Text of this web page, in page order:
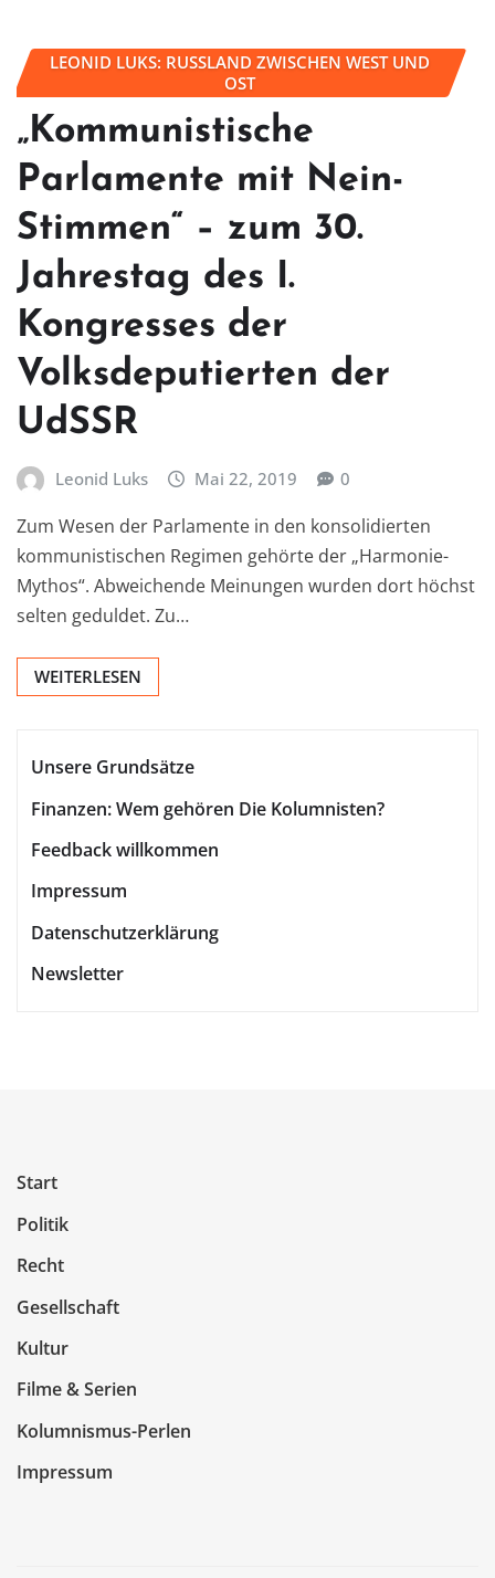
LEONID LUKS: RUSSLAND ZWISCHEN WEST UND
OST
„Kommunistische
Parlamente mit Nein-
Stimmen“ – zum 30.
Jahrestag des I.
Kongresses der
Volksdeputierten der
UdSSR
Leonid Luks Mai 22, 2019 0
Zum Wesen der Parlamente in den konsolidierten
kommunistischen Regimen gehörte der „Harmonie-
Mythos“. Abweichende Meinungen wurden dort höchst
selten geduldet. Zu…
WEITERLESEN
Unsere Grundsätze
Finanzen: Wem gehören Die Kolumnisten?
Feedback willkommen
Impressum
Datenschutzerklärung
Newsletter
Start
Politik
Recht
Gesellschaft
Kultur
Filme & Serien
Kolumnismus-Perlen
Impressum